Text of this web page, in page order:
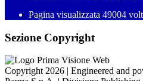
Pagina visualizzata 49004
Sezione Copyright
Copyright 2026 | Engineered and